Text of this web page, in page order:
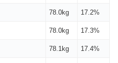
78.0kg 17.2%
78.0kg 17.3%
78.1kg 17.4%